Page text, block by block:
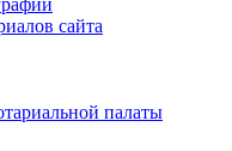
сайта
палаты